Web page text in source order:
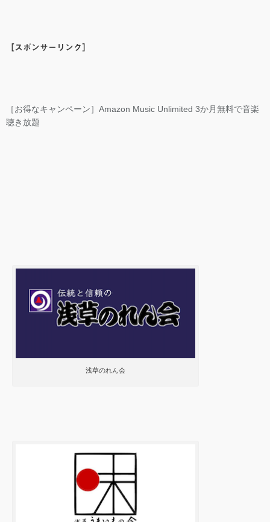
［スポンサーリンク］
［お得なキャンペーン］Amazon Music Unlimited 3か月無料で音楽
聴き放題
浅草のれん会